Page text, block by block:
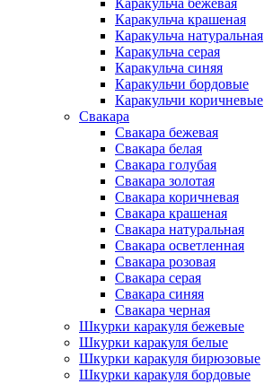
Каракульча бежевая
Каракульча крашеная
Каракульча натуральная
Каракульча серая
Каракульча синяя
Каракульчи бордовые
Каракульчи коричневые
Свакара
Свакара бежевая
Свакара белая
Свакара голубая
Свакара золотая
Свакара коричневая
Свакара крашеная
Свакара натуральная
Свакара осветленная
Свакара розовая
Свакара серая
Свакара синяя
Свакара черная
Шкурки каракуля бежевые
Шкурки каракуля белые
Шкурки каракуля бирюзовые
Шкурки каракуля бордовые